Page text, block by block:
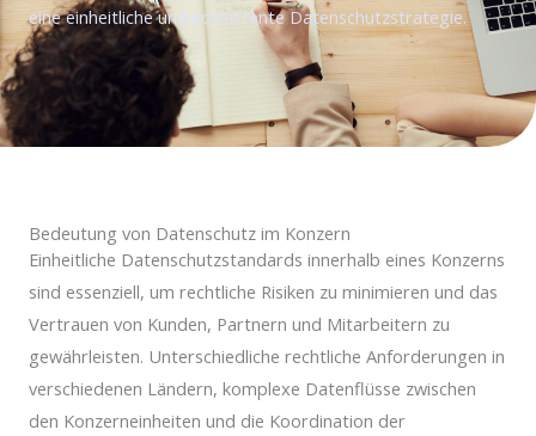
eine einheitliche und konsistente Datenschutzstrategie.
Bedeutung von Datenschutz im Konzern
Einheitliche Datenschutzstandards innerhalb eines Konzerns
sind essenziell, um rechtliche Risiken zu minimieren und das
Vertrauen von Kunden, Partnern und Mitarbeitern zu
gewährleisten. Unterschiedliche rechtliche Anforderungen in
verschiedenen Ländern, komplexe Datenflüsse zwischen
den Konzerneinheiten und die Koordination der